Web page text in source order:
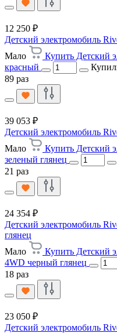
12 250 ₽
Детский электромобиль
Мало
Купить Детский
красный
89 раз
39 053 ₽
Детский электромобиль
Мало
Купить Детский
зеленый глянец
21 раз
24 354 ₽
Детский электромобиль
глянец
Мало
Купить Детский
4WD черный глянец
18 раз
23 050 ₽
Детский электромобиль